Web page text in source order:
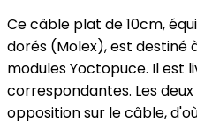
Ce câble plat de 10cm,
dorés (Molex), est destiné
modules Yoctopuce. Il est
correspondantes. Les
opposition sur le câble,